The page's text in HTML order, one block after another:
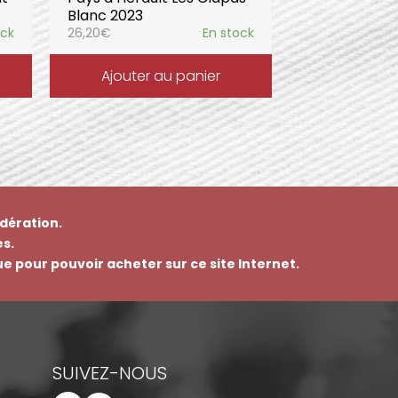
Blanc 2023
26,20€ En stock
Ajouter au panier
pour pouvoir acheter sur ce site Internet.
SUIVEZ-NOUS